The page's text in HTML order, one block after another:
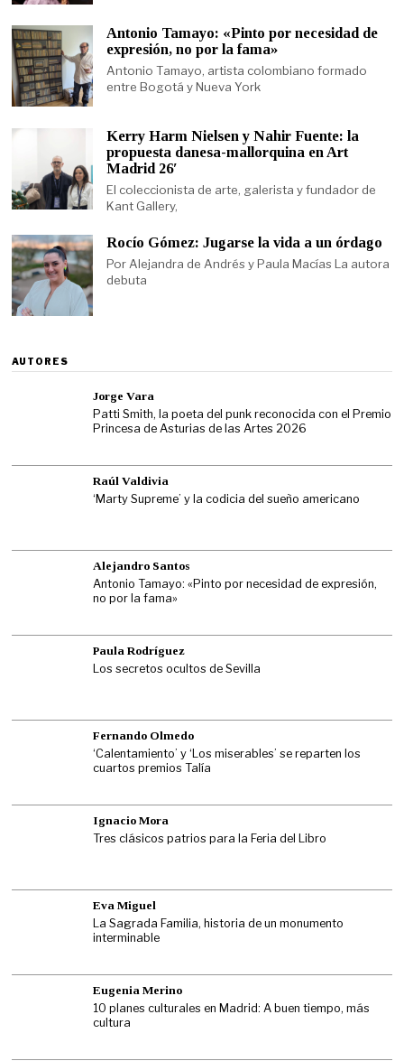
Antonio Tamayo: «Pinto por necesidad de
expresión, no por la fama»
Antonio Tamayo, artista colombiano formado
entre Bogotá y Nueva York
Kerry Harm Nielsen y Nahir Fuente: la
propuesta danesa-mallorquina en Art
Madrid 26′
El coleccionista de arte, galerista y fundador de
Kant Gallery,
Rocío Gómez: Jugarse la vida a un órdago
Por Alejandra de Andrés y Paula Macías La autora
debuta
AUTORES
Jorge Vara
Patti Smith, la poeta del punk reconocida con el Premio
Princesa de Asturias de las Artes 2026
Raúl Valdivia
‘Marty Supreme’ y la codicia del sueño americano
Alejandro Santos
Antonio Tamayo: «Pinto por necesidad de expresión,
no por la fama»
Paula Rodríguez
Los secretos ocultos de Sevilla
Fernando Olmedo
‘Calentamiento’ y ‘Los miserables’ se reparten los
cuartos premios Talía
Ignacio Mora
Tres clásicos patrios para la Feria del Libro
Eva Miguel
La Sagrada Familia, historia de un monumento
interminable
Eugenia Merino
10 planes culturales en Madrid: A buen tiempo, más
cultura